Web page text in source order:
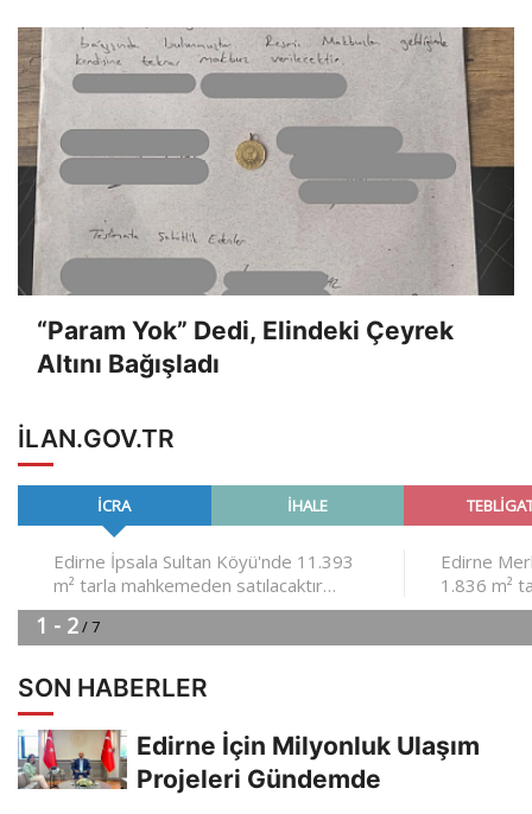
“Param Yok” Dedi, Elindeki Çeyrek
Altını Bağışladı
ILAN.GOV.TR
SON HABERLER
Edirne İçin Milyonluk Ulaşım
Projeleri Gündemde